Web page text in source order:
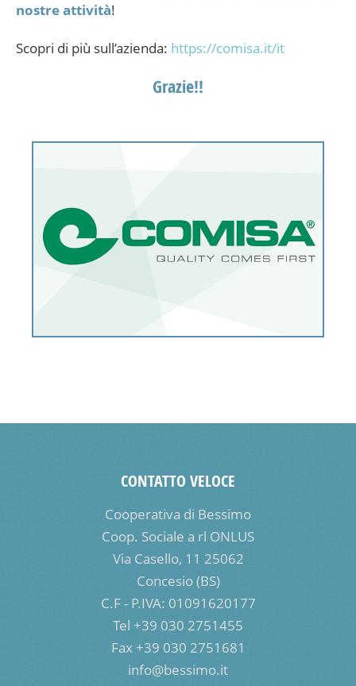
nostre attività!
Scopri di più sull’azienda: https://comisa.it/it
Grazie!!
CONTATTO VELOCE
Cooperativa di Bessimo
Coop. Sociale a rl ONLUS
Via Casello, 11 25062
Concesio (BS)
C.F - P.IVA: 01091620177
Tel +39 030 2751455
Fax +39 030 2751681
info@bessimo.it